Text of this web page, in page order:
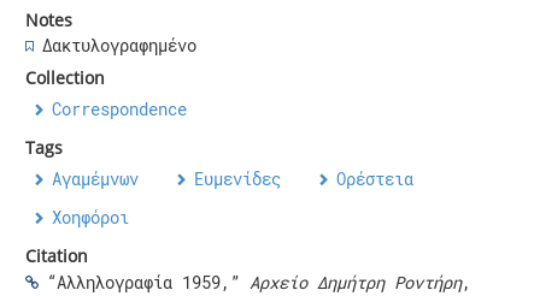
Notes
Δακτυλογραφημένο
Collection
Correspondence
Tags
Αγαμέμνων
Ευμενίδες Ορέστεια
Χοηφόροι
Citation
“Αλληλογραφία 1959,” Αρχείο Δημήτρη Ροντήρη,